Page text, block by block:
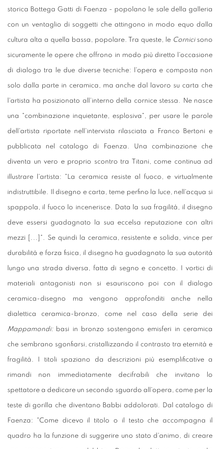
storica Bottega Gatti di Faenza - popolano le sale della galleria
con un ventaglio di soggetti che attingono in modo equo dalla
cultura alta a quella bassa, popolare. Tra queste, le Cornicisono
sicuramente le opere che offrono in modo più diretto l'occasione
di dialogo tra le due diverse tecniche: l'opera e composta non
solo dalla parte in ceramica, ma anche dal lavoro su carta che
l'artista ha posizionato all'interno della cornice stessa. Ne nasce
una "combinazione inquietante, esplosiva", per usare le parole
dell'artista riportate nell'intervista rilasciata a Franco Bertoni e
pubblicata nel catalogo di Faenza. Una combinazione che
diventa un vero e proprio scontro tra Titani, come continua ad
illustrare l'artista: "La ceramica resiste al fuoco, e virtualmente
indistruttibile. Il disegno e carta, teme perfino la luce, nell'acqua si
spappola, il fuoco lo incenerisce. Data la sua fragilità, il disegno
deve essersi guadagnato la sua eccelsa reputazione con altri
mezzi [...]". Se quindi la ceramica, resistente e solida, vince per
durabilità e forza fisica, il disegno ha guadagnato la sua autorità
lungo una strada diversa, fatta di segno e concetto. I vortici di
materiali antagonisti non si esauriscono poi con il dialogo
ceramica-disegno ma vengono approfonditi anche nella
dialettica ceramica-bronzo, come nel caso della serie dei
Mappamondi:basi in bronzo sostengono emisferi in ceramica
che sembrano sgonfiarsi, cristallizzando il contrasto tra eternità e
fragilità. I titoli spaziano da descrizioni più esemplificative a
rimandi non immediatamente decifrabili che invitano lo
spettatore a dedicare un secondo sguardo all'opera, come per la
teste di gorilla che diventano Babbi addolorati. Dal catalogo di
Faenza: "Come dicevo il titolo o il testo che accompagna il
quadro ha la funzione di suggerire uno stato d'animo, di creare